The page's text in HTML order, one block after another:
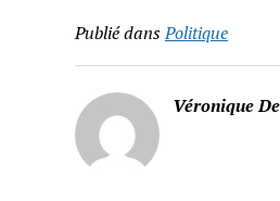
Publié dansPolitique
Véronique